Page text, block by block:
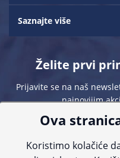
Saznajte više
Želite prvi
Prijavite se na naš
najnovijim
Ova
Koristimo kolačiće